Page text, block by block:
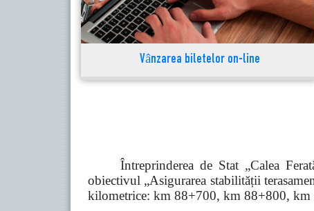
Vânzarea biletelor on-line
Întreprinderea de Stat „Calea
obiectivul „Asigurarea stabilității
kilometrice: km 88+700, km 88+800,